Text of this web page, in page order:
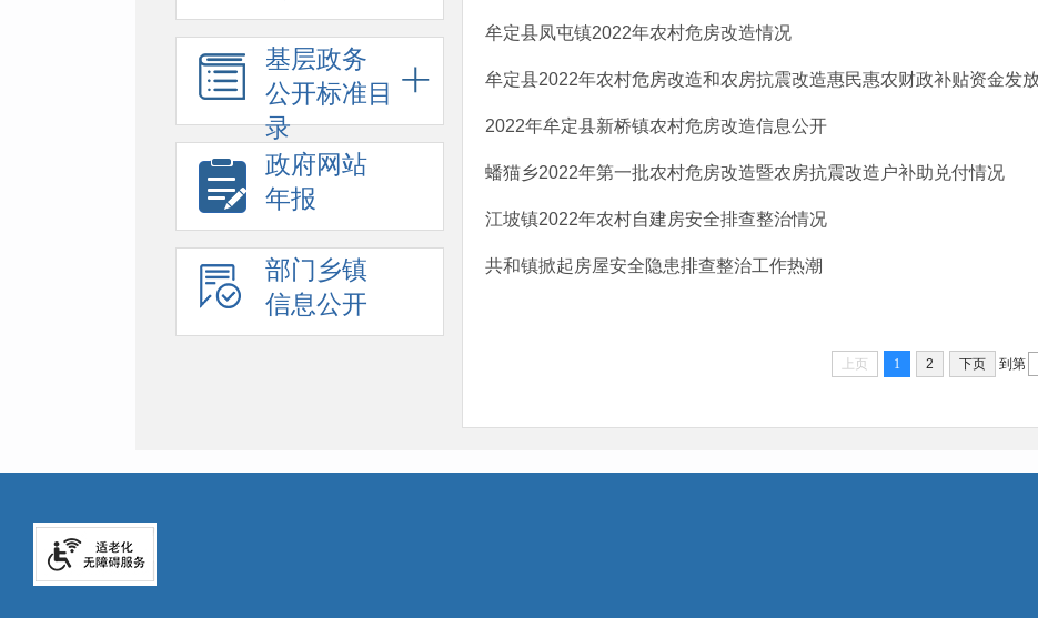
基层政务
公开标准目
录
政府网站
年报
部门乡镇
信息公开
牟定县凤屯镇2022年农村危房改造情况
牟定县2022年农村危房改造和农房抗震改造惠民惠农财政补贴资金发
2022年牟定县新桥镇农村危房改造信息公开
蟠猫乡2022年第一批农村危房改造暨农房抗震改造户补助兑付情况
江坡镇2022年农村自建房安全排查整治情况
共和镇掀起房屋安全隐患排查整治工作热潮
上页 1 2 下页 到第